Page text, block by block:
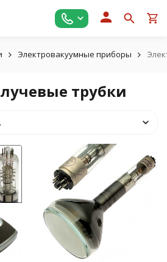
Электровакуумные приборы
трубки